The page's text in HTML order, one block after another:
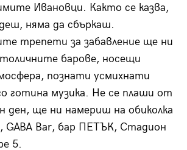
Ивановци. Както се казва,
няма да сбъркаш.
трепети за забавление ще ни
барове, носещи
познати усмихнати
готина музика. Не се плаши от
ден, ще ни намериш на обиколка
GABA Bar, бар ПЕТЪК, Стадион
5.